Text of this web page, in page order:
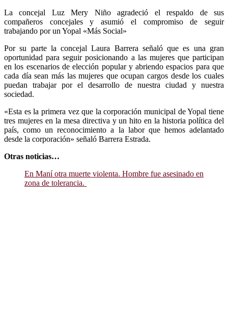
La concejal Luz Mery Niño agradeció el respaldo de sus
compañeros concejales y asumió el compromiso de seguir
trabajando por un Yopal «Más Social»
Por su parte la concejal Laura Barrera señaló que es una gran
oportunidad para seguir posicionando a las mujeres que participan
en los escenarios de elección popular y abriendo espacios para que
cada día sean más las mujeres que ocupan cargos desde los cuales
puedan trabajar por el desarrollo de nuestra ciudad y nuestra
sociedad.
«Esta es la primera vez que la corporación municipal de Yopal tiene
tres mujeres en la mesa directiva y un hito en la historia política del
país, como un reconocimiento a la labor que hemos adelantado
desde la corporación» señaló Barrera Estrada.
Otras noticias…
En Maní otra muerte violenta. Hombre fue asesinado en
zona de tolerancia.